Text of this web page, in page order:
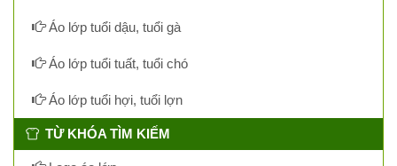
Áo lớp tuổi dậu, tuổi gà
Áo lớp tuổi tuất, tuổi chó
Áo lớp tuổi hợi, tuổi lợn
TỪ KHÓA TÌM KIẾM